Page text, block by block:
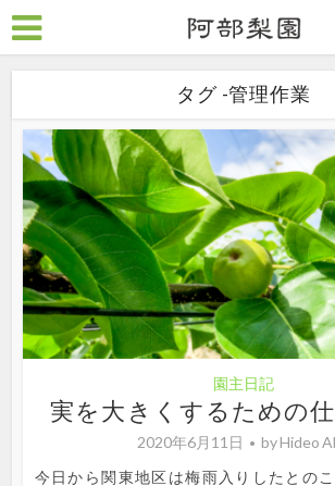
タグ -管理作業
園主日記
実を大きくするための
2020年6月11日 byHideo
今日から関東地区は梅雨入りしたとの